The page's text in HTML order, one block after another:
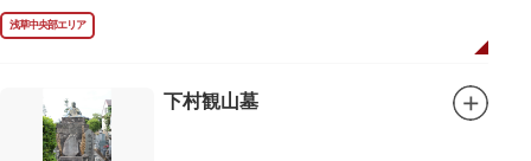
す。
浅草中央部エリア
下村観山墓